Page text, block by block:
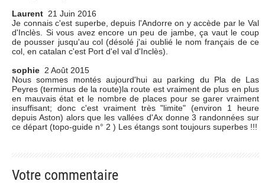
Laurent 21 Juin 2016
Je connais c'est superbe, depuis l'Andorre on y accède par le Val
d'Inclès. Si vous avez encore un peu de jambe, ça vaut le coup
de pousser jusqu'au col (désolé j'ai oublié le nom français de ce
col, en catalan c'est Port d'el val d'Inclès).
sophie 2 Août 2015
Nous sommes montés aujourd'hui au parking du Pla de Las
Peyres (terminus de la route)la route est vraiment de plus en plus
en mauvais état et le nombre de places pour se garer vraiment
insuffisant; donc c'est vraiment très "limite" (environ 1 heure
depuis Aston) alors que les vallées d'Ax donne 3 randonnées sur
ce départ (topo-guide n° 2 ) Les étangs sont toujours superbes !!!
Votre commentaire